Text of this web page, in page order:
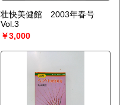
壮快美健館 2003年春号
Vol.3
￥3,000